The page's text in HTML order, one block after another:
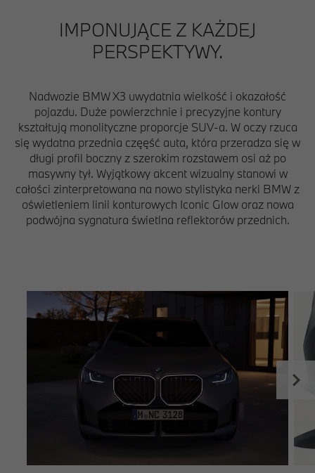
IMPONUJĄCE Z KAŻDEJ
PERSPEKTYWY.
Nadwozie BMW X3 uwydatnia wielkość i okazałość
pojazdu. Duże powierzchnie i precyzyjne kontury
kształtują monolityczne proporcje SUV-a. W oczy rzuca
się wydatna przednia częęść auta, która przeradza się w
długi profil boczny z szerokim rozstawem osi aż po
masywny tył. Wyjątkowy akcent wizualny stanowi w
całości zinterpretowana na nowo stylistyka nerki BMW z
oświetleniem linii konturowych Iconic Glow oraz nowa
podwójna sygnatura świetlna reflektorów przednich.